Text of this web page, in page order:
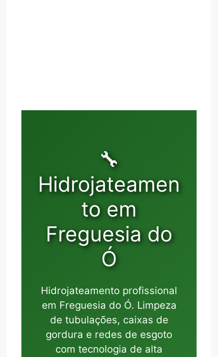
🔧
Hidrojateamen
to em
Freguesia do
Ó
Hidrojateamento profissional
em Freguesia do Ó. Limpeza
de tubulações, caixas de
gordura e redes de esgoto
com tecnologia de alta